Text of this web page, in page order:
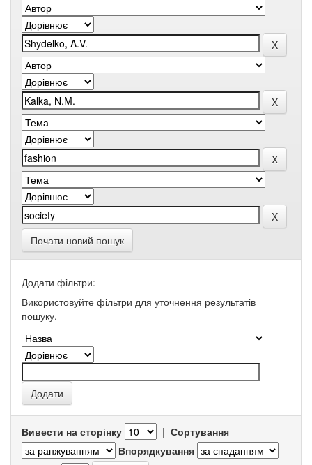
Почати новий пошук
Додати фільтри:
Використовуйте фільтри для уточнення результатів
пошуку.
Вивести на сторінку | Сортування
Впорядкування